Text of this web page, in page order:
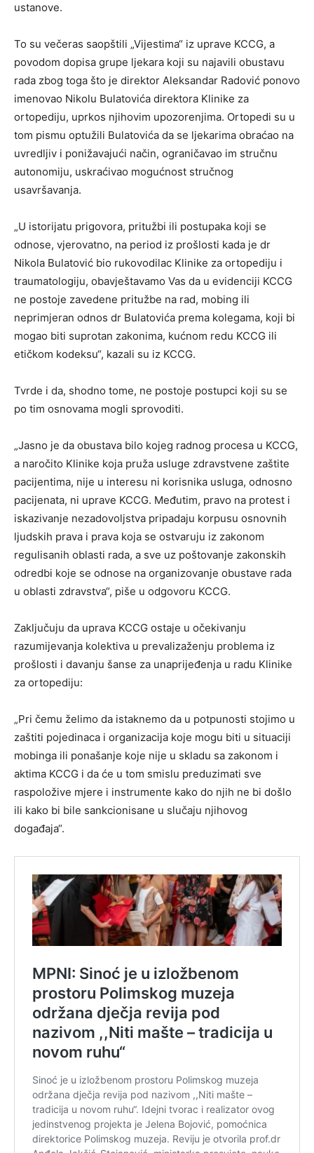
ustanove.
To su večeras saopštili „Vijestima“ iz uprave KCCG, a
povodom dopisa grupe ljekara koji su najavili obustavu
rada zbog toga što je direktor Aleksandar Radović ponovo
imenovao Nikolu Bulatovića direktora Klinike za
ortopediju, uprkos njihovim upozorenjima. Ortopedi su u
tom pismu optužili Bulatovića da se ljekarima obraćao na
uvredljiv i ponižavajući način, ograničavao im stručnu
autonomiju, uskraćivao mogućnost stručnog
usavršavanja.
„U istorijatu prigovora, pritužbi ili postupaka koji se
odnose, vjerovatno, na period iz prošlosti kada je dr
Nikola Bulatović bio rukovodilac Klinike za ortopediju i
traumatologiju, obavještavamo Vas da u evidenciji KCCG
ne postoje zavedene pritužbe na rad, mobing ili
neprimjeran odnos dr Bulatovića prema kolegama, koji bi
mogao biti suprotan zakonima, kućnom redu KCCG ili
etičkom kodeksu“, kazali su iz KCCG.
Tvrde i da, shodno tome, ne postoje postupci koji su se
po tim osnovama mogli sprovoditi.
„Jasno je da obustava bilo kojeg radnog procesa u KCCG,
a naročito Klinike koja pruža usluge zdravstvene zaštite
pacijentima, nije u interesu ni korisnika usluga, odnosno
pacijenata, ni uprave KCCG. Međutim, pravo na protest i
iskazivanje nezadovoljstva pripadaju korpusu osnovnih
ljudskih prava i prava koja se ostvaruju iz zakonom
regulisanih oblasti rada, a sve uz poštovanje zakonskih
odredbi koje se odnose na organizovanje obustave rada
u oblasti zdravstva“, piše u odgovoru KCCG.
Zaključuju da uprava KCCG ostaje u očekivanju
razumijevanja kolektiva u prevalizaženju problema iz
prošlosti i davanju šanse za unaprijeđenja u radu Klinike
za ortopediju:
„Pri čemu želimo da istaknemo da u potpunosti stojimo u
zaštiti pojedinaca i organizacija koje mogu biti u situaciji
mobinga ili ponašanje koje nije u skladu sa zakonom i
aktima KCCG i da će u tom smislu preduzimati sve
raspoložive mjere i instrumente kako do njih ne bi došlo
ili kako bi bile sankcionisane u slučaju njihovog
događaja“.